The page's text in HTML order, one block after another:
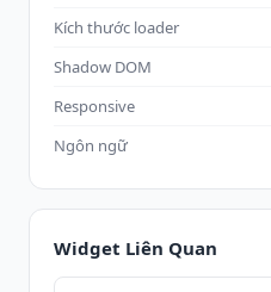
Kích thước loader
Shadow DOM
Responsive
Ngôn ngữ
Widget Liên Quan